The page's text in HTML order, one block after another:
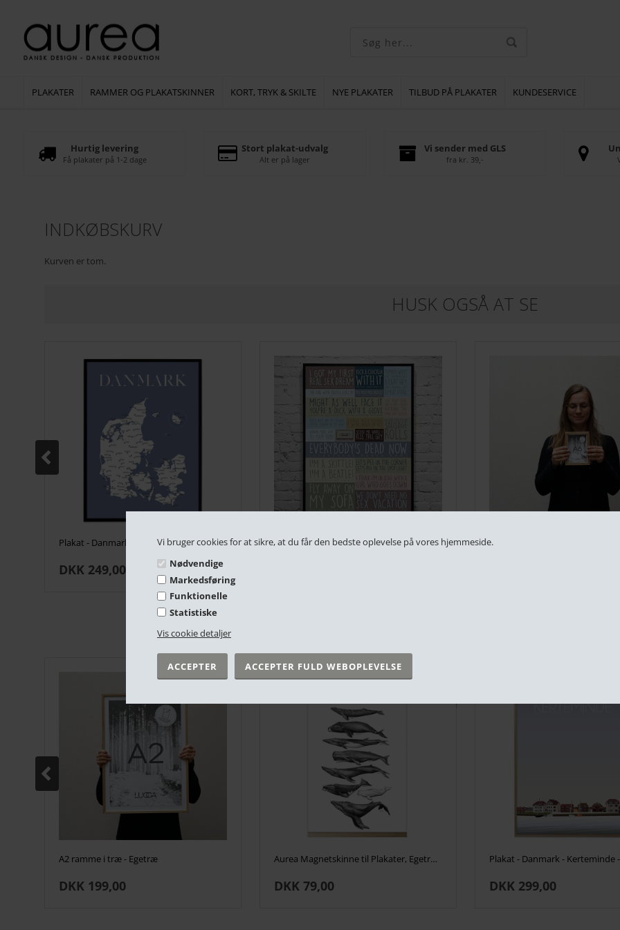
Vi bruger cookies for at sikre, at du får den bedste oplevelse på vores hjemmeside.
Nødvendige
Markedsføring
Funktionelle
Statistiske
Vis cookie detaljer
PLAKATER RAMMER OG PLAKATSKINNER KORT, TRYK & SKILTE NYE PLAKATER TILBUD PÅ PLAKATER KUNDESERVICE
Hurtig levering
Få plakater på 1-2 dage
Stort plakat-udvalg
Alt er på lager
Vi sender med GLS
fra kr. 39,-
INDKØBSKURV
Kurven er tom.
HUSK OGSÅ AT SE
Plakat - Danmarkskort i blå.
DKK 249,00
Plakat - Misheard lyrics - colors A6 billederamme i træ - Egetræ
A2 ramme i træ - Egetræ
DKK 199,00
Aurea Magnetskinne til Plakater, Egetræ. 22 cm
DKK 79,00 DKK 299,00